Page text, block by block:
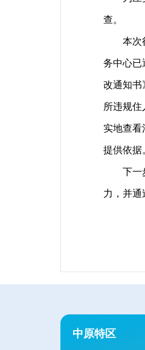
查。
本次行
务中心已
改通知书
所违规
实地查看
提供依据
下一步
力，并通
中原特区